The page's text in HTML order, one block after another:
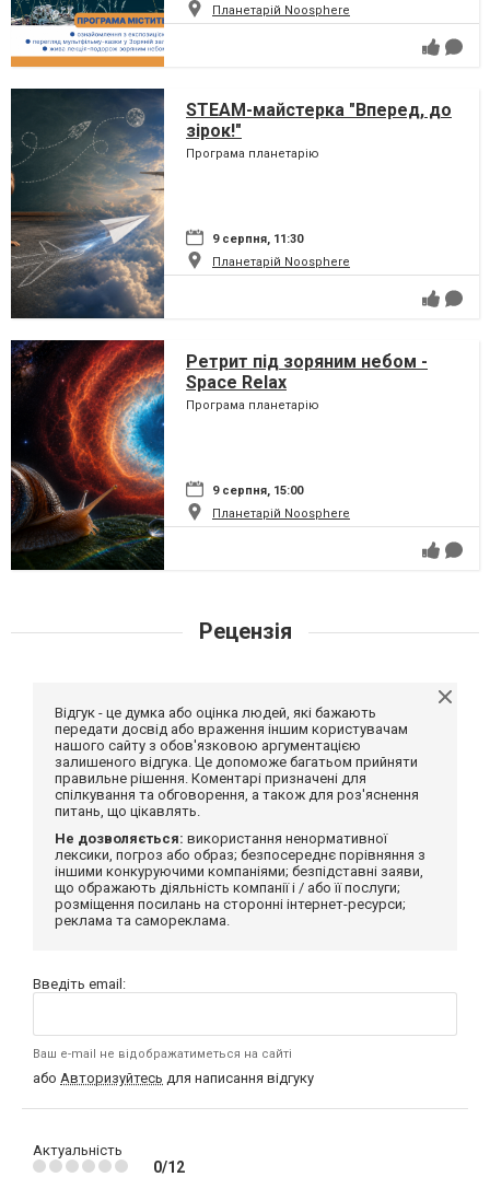
Планетарій Noosphere
STEAM-майстерка "Вперед, до
зірок!"
Програма планетарію
9 серпня, 11:30
Планетарій Noosphere
Ретрит під зоряним небом -
Space Relax
Програма планетарію
9 серпня, 15:00
Планетарій Noosphere
Рецензія
Відгук - це думка або оцінка людей, які бажають
передати досвід або враження іншим користувачам
нашого сайту з обов'язковою аргументацією
залишеного відгука. Це допоможе багатьом прийняти
правильне рішення. Коментарі призначені для
спілкування та обговорення, а також для роз'яснення
питань, що цікавлять.
Не дозволяється: використання ненормативної
лексики, погроз або образ; безпосереднє порівняння з
іншими конкуруючими компаніями; безпідставні заяви,
що ображають діяльність компанії і / або її послуги;
розміщення посилань на сторонні інтернет-ресурси;
реклама та самореклама.
Введіть email:
Ваш e-mail не відображатиметься на сайті
або Авторизуйтесь для написання відгуку
Актуальність
0/12